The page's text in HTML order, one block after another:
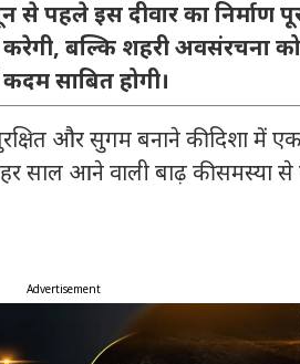
से पहले इस दीवार का निर्माण
करेगी, बल्कि शहरी अवसंरचना
साबित होगी।
और सुगम बनाने की दिशा में एक
साल आने वाली बाढ़ की समस्या
Advertisement